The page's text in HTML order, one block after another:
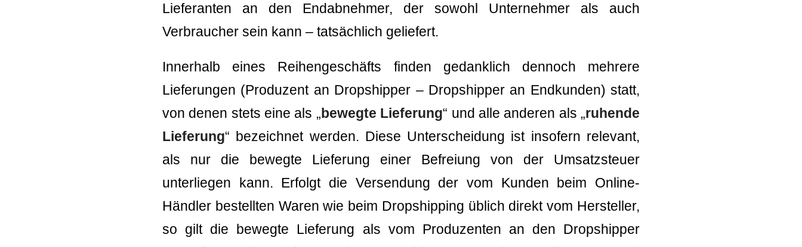
Lieferanten an den Endabnehmer, der sowohl Unternehmer als auch
Verbraucher sein kann – tatsächlich geliefert.
Innerhalb eines Reihengeschäfts finden gedanklich dennoch mehrere
Lieferungen (Produzent an Dropshipper – Dropshipper an Endkunden) statt,
von denen stets eine als „bewegte Lieferung“ und alle anderen als „ruhende
Lieferung“ bezeichnet werden. Diese Unterscheidung ist insofern relevant,
als nur die bewegte Lieferung einer Befreiung von der Umsatzsteuer
unterliegen kann. Erfolgt die Versendung der vom Kunden beim Online-
Händler bestellten Waren wie beim Dropshipping üblich direkt vom Hersteller,
so gilt die bewegte Lieferung als vom Produzenten an den Dropshipper